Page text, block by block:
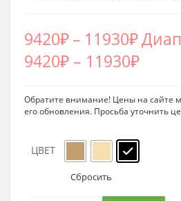
9420₽– 11930₽
9420₽ – 11930₽
Обратите внимание! Цены на сайте
его обновления. Просьба уточнить
ЦВЕТ
Сбросить